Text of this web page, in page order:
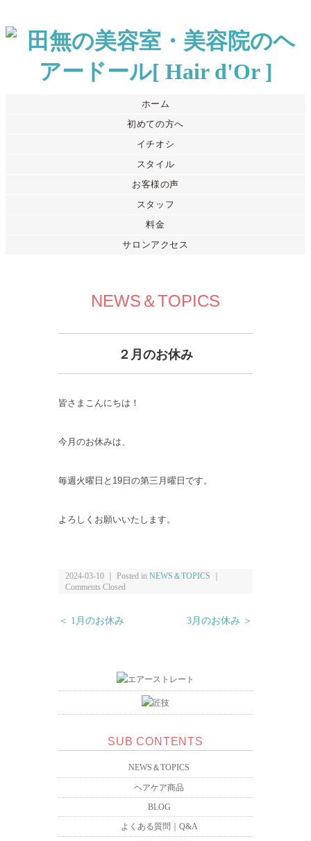
ホーム
初めての方へ
イチオシ
スタイル
お客様の声
スタッフ
料金
サロンアクセス
NEWS＆TOPICS
２月のお休み
皆さまこんにちは！
今月のお休みは、
毎週火曜日と19日の第三月曜日です。
よろしくお願いいたします。
2024-03-10 ｜ Posted in NEWS＆TOPICS
Comments Closed
＜ 1月のお休み 3月のお休み ＞
SUB CONTENTS
NEWS＆TOPICS
ヘアケア商品
BLOG
よくある質問｜Q&A